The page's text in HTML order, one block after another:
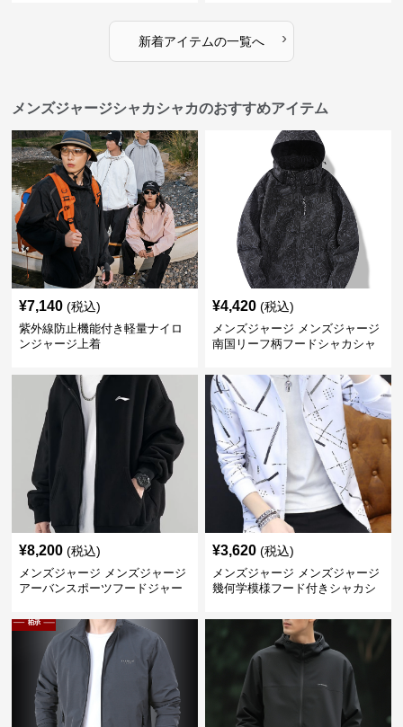
新着アイテムの一覧へ ›
メンズジャージシャカシャカのおすすめアイテム
¥7,140 (税込)
紫外線防止機能付き軽量ナイロ
ンジャージ上着
¥4,420 (税込)
メンズジャージ メンズジャージ
南国リーフ柄フードシャカシャ
¥8,200 (税込)
メンズジャージ メンズジャージ
アーバンスポーツフードジャー
¥3,620 (税込)
メンズジャージ メンズジャージ
幾何学模様フード付きシャカシ